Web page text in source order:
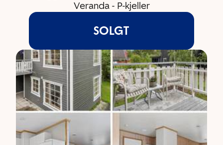
Veranda - P-kjeller
SOLGT